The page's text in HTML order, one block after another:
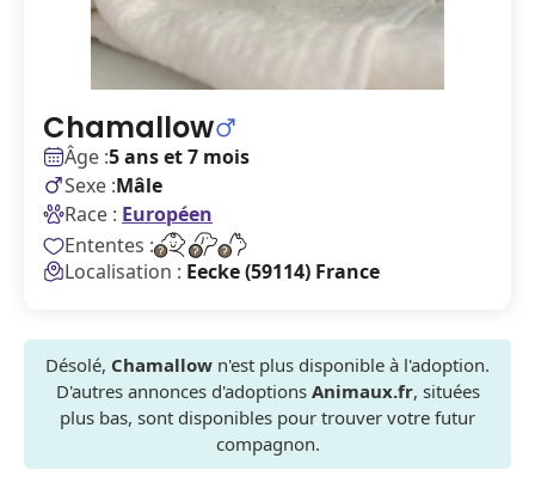
Chamallow
Âge :5 ans et 7 mois
Sexe :Mâle
Race : Européen
Ententes :
Localisation : Eecke (59114) France
Désolé, Chamallow n'est plus disponible à l'adoption.
D'autres annonces d'adoptions Animaux.fr, situées
plus bas, sont disponibles pour trouver votre futur
compagnon.